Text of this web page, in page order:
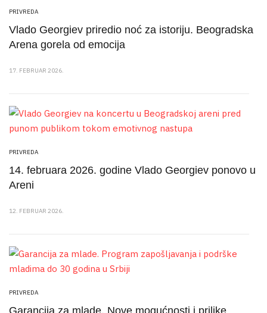
PRIVREDA
Vlado Georgiev priredio noć za istoriju. Beogradska
Arena gorela od emocija
17. FEBRUAR 2026.
PRIVREDA
14. februara 2026. godine Vlado Georgiev ponovo u
Areni
12. FEBRUAR 2026.
PRIVREDA